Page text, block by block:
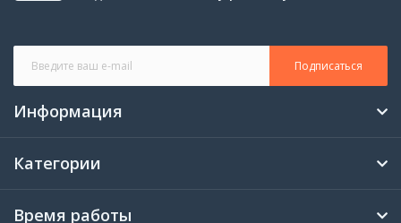
Подписаться
Информация
Категории
Время работы